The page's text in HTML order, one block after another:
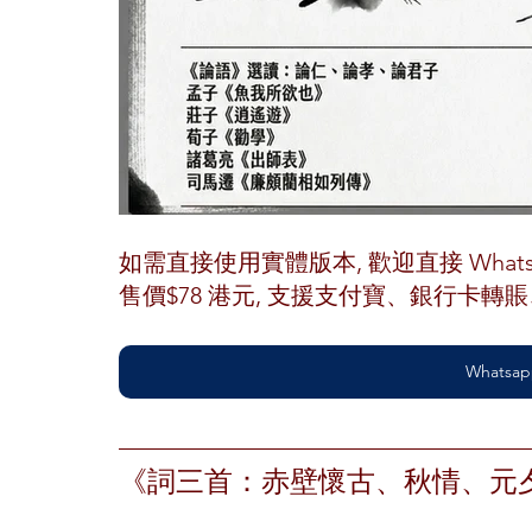
如需直接使用實體版本, 歡迎直接
售價$78 港元, 支援支付寶、銀行卡轉
《詞三首：赤壁懷古、秋情、元